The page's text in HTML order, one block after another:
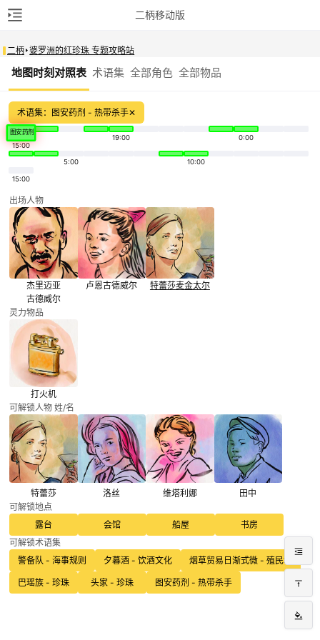
二柄移动版
二柄 婆罗洲的红珍珠 专题攻略站
地图时刻对照表 术语集 全部角色 全部物品
术语集：图安药剂 - 热带杀手✕
图安药剂
15:00
19:00 0:00
5:00 10:00
15:00
出场人物
杰里迈亚
古德威尔
卢恩古德威尔 特蕾莎麦金太尔
灵力物品
打火机
可解锁人物 姓/名
特蕾莎 洛丝 维塔利娜
田中
可解锁地点
露台
会馆 船屋
书房
可解锁术语集
警备队 - 海事规则
夕暮酒 - 饮酒文化 烟草贸易日渐式微 - 殖民地
巴瑶族 - 珍珠 头家 - 珍珠 图安药剂 - 热带杀手